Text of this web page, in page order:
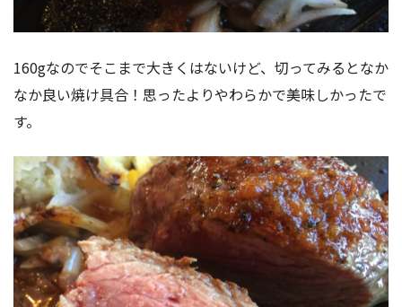
160gなのでそこまで大きくはないけど、切ってみるとなか
なか良い焼け具合！思ったよりやわらかで美味しかったで
す。